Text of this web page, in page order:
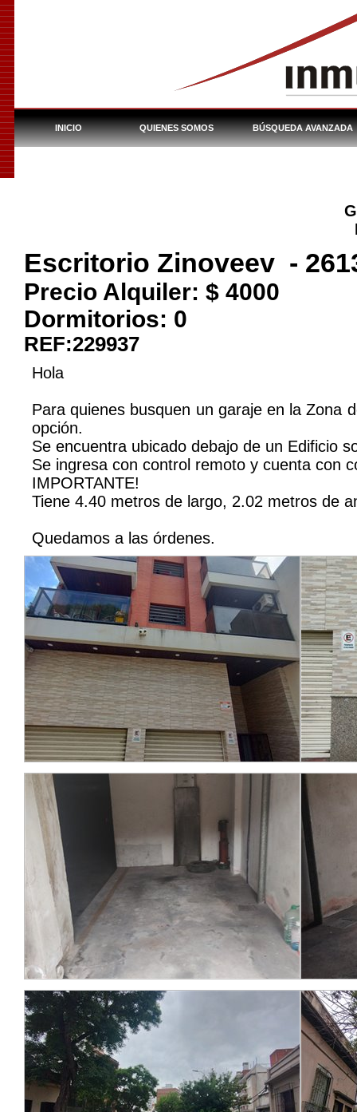
INICIO QUIENES SOMOS BÚSQUEDA AVANZADA
Escritorio Zinoveev -
Precio Alquiler: $ 4000
Dormitorios: 0
REF:229937
Hola
Para quienes busquen un garaje en la Zona
opción.
Se encuentra ubicado debajo de un Edificio
Se ingresa con control remoto y cuenta con
IMPORTANTE!
Tiene 4.40 metros de largo, 2.02 metros de
Quedamos a las órdenes.